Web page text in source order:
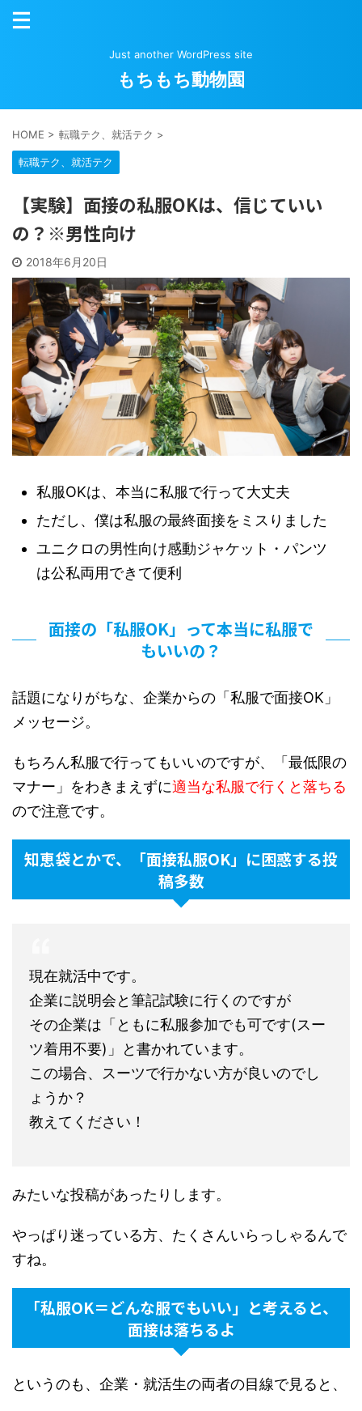
Just another WordPress site
もちもち動物園
HOME > 転職テク、就活テク >
転職テク、就活テク
【実験】面接の私服OKは、信じていい
の？※男性向け
2018年6月20日
私服OKは、本当に私服で行って大丈夫
ただし、僕は私服の最終面接をミスりました
ユニクロの男性向け感動ジャケット・パンツ
は公私両用できて便利
面接の「私服OK」って本当に私服で
もいいの？
話題になりがちな、企業からの「私服で面接OK」
メッセージ。
もちろん私服で行ってもいいのですが、「最低限の
マナー」をわきまえずに適当な私服で行くと落ちる
ので注意です。
知恵袋とかで、「面接私服OK」に困惑する投
稿多数
現在就活中です。
企業に説明会と筆記試験に行くのですが
その企業は「ともに私服参加でも可です(スー
ツ着用不要)」と書かれています。
この場合、スーツで行かない方が良いのでし
ょうか？
教えてください！
みたいな投稿があったりします。
やっぱり迷っている方、たくさんいらっしゃるんで
すね。
「私服OK＝どんな服でもいい」と考えると、
面接は落ちるよ
というのも、企業・就活生の両者の目線で見ると、